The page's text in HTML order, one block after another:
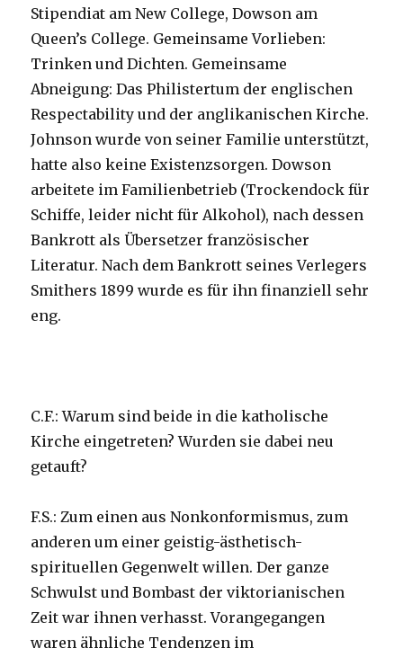
Stipendiat am New College, Dowson am
Queen’s College. Gemeinsame Vorlieben:
Trinken und Dichten. Gemeinsame
Abneigung: Das Philistertum der englischen
Respectability und der anglikanischen Kirche.
Johnson wurde von seiner Familie unterstützt,
hatte also keine Existenzsorgen. Dowson
arbeitete im Familienbetrieb (Trockendock für
Schiffe, leider nicht für Alkohol), nach dessen
Bankrott als Übersetzer französischer
Literatur. Nach dem Bankrott seines Verlegers
Smithers 1899 wurde es für ihn finanziell sehr
eng.
C.F.: Warum sind beide in die katholische
Kirche eingetreten? Wurden sie dabei neu
getauft?
F.S.: Zum einen aus Nonkonformismus, zum
anderen um einer geistig-ästhetisch-
spirituellen Gegenwelt willen. Der ganze
Schwulst und Bombast der viktorianischen
Zeit war ihnen verhasst. Vorangegangen
waren ähnliche Tendenzen im